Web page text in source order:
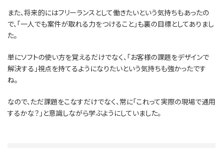
また、将来的にはフリーランスとして働きたいという気持ちもあったの
で、「一人でも案件が取れる力をつけること」も裏の目標としてありまし
た。
単にソフトの使い方を覚えるだけでなく、「お客様の課題をデザインで
解決する」視点を持てるようになりたいという気持ちも強かったです
ね。
なので、ただ課題をこなすだけでなく、常に「これって実際の現場で通用
するかな？」と意識しながら学ぶようにしていました。